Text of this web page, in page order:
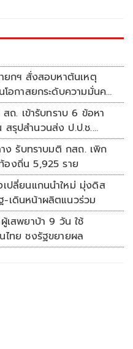
ยกฯ สั่งสอบหาต้นเหตุ
โอกาสยกระดับความมั่นคง
ฐทั้งระบบ
. เข้ารับทราบ 6 ข้อหา
รุปสำนวนส่ง ป.ป.ช.
ง รับทราบมติ กสถ. เพิก
งถิ่น 5,925 ราย
ปลี่ยนแกนนำใหม่ มุ่งดิส
-เดินหน้าผลิตแนวร่วม
เสพยาบ้า 9 วัน ใช้
ทย ชงรัฐขยายผล